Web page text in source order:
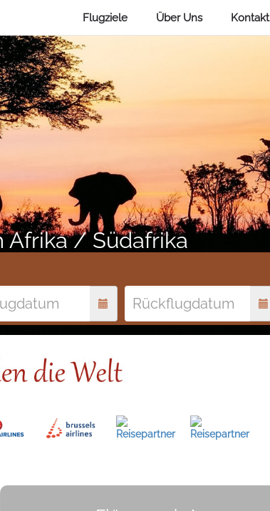
Flugziele Über Uns Kontakt
Afrika / Südafrika